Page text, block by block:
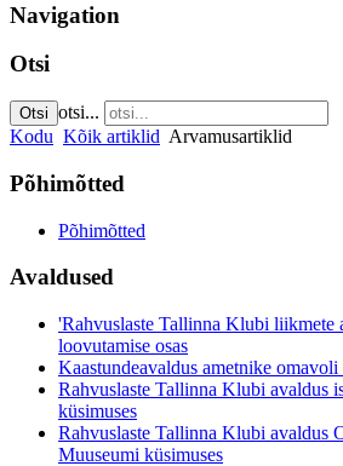
Navigation
Otsi
Otsi otsi...
Kodu Kõik artiklid Arvamusartiklid
Põhimõtted
Põhimõtted
Avaldused
'Rahvuslaste Tallinna Klubi liikmete
loovutamise osas
Kaastundeavaldus ametnike
Rahvuslaste Tallinna Klubi avaldus
küsimuses
Rahvuslaste Tallinna Klubi avaldus
Muuseumi küsimuses